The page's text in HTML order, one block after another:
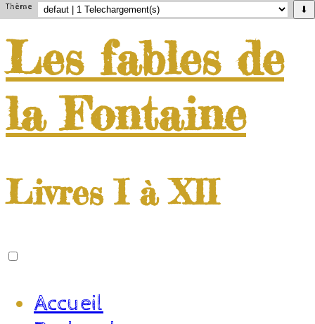
Thème ⬇
Les fables de
la Fontaine
Livres I à XII
Accueil